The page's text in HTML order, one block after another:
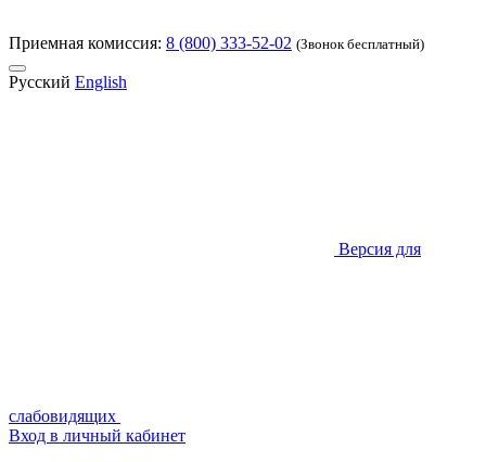
Приемная комиссия: 8 (800) 333-52-02 (Звонок бесплатный)
Русский English
Версия для
слабовидящих
Вход в личный кабинет